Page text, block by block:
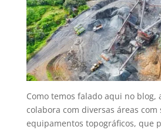
Como temos falado aqui no blog,
colabora com diversas áreas com
equipamentos topográficos, que